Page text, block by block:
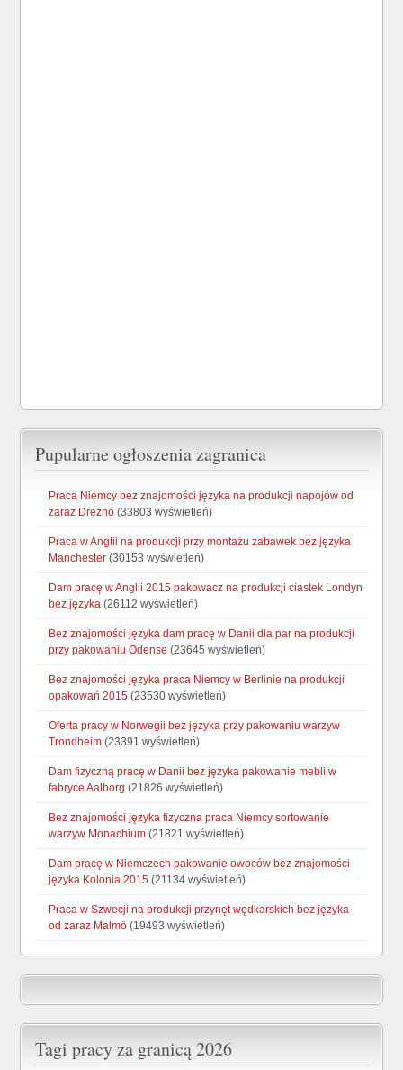
Pupularne ogłoszenia zagranica
Praca Niemcy bez znajomości języka na produkcji napojów od
zaraz Drezno (33803 wyświetleń)
Praca w Anglii na produkcji przy montażu zabawek bez języka
Manchester (30153 wyświetleń)
Dam pracę w Anglii 2015 pakowacz na produkcji ciastek Londyn
bez języka (26112 wyświetleń)
Bez znajomości języka dam pracę w Danii dla par na produkcji
przy pakowaniu Odense (23645 wyświetleń)
Bez znajomości języka praca Niemcy w Berlinie na produkcji
opakowań 2015 (23530 wyświetleń)
Oferta pracy w Norwegii bez języka przy pakowaniu warzyw
Trondheim (23391 wyświetleń)
Dam fizyczną pracę w Danii bez języka pakowanie mebli w
fabryce Aalborg (21826 wyświetleń)
Bez znajomości języka fizyczna praca Niemcy sortowanie
warzyw Monachium (21821 wyświetleń)
Dam pracę w Niemczech pakowanie owoców bez znajomości
języka Kolonia 2015 (21134 wyświetleń)
Praca w Szwecji na produkcji przynęt wędkarskich bez języka
od zaraz Malmö (19493 wyświetleń)
Tagi pracy za granicą 2026